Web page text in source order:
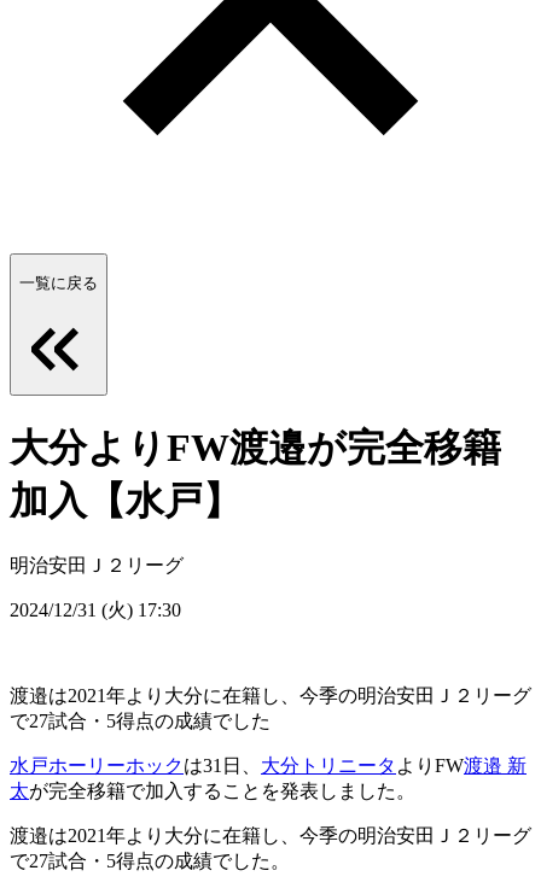
一覧に戻る
大分よりFW渡邉が完全移籍
加入【水戸】
明治安田Ｊ２リーグ
2024/12/31 (火) 17:30
渡邉は2021年より大分に在籍し、今季の明治安田Ｊ２リーグ
で27試合・5得点の成績でした
水戸ホーリーホックは31日、 大分トリニータ よりFW渡邉 新
太が完全移籍で加入することを発表しました。
渡邉は2021年より大分に在籍し、今季の明治安田Ｊ２リーグ
で27試合・5得点の成績でした。